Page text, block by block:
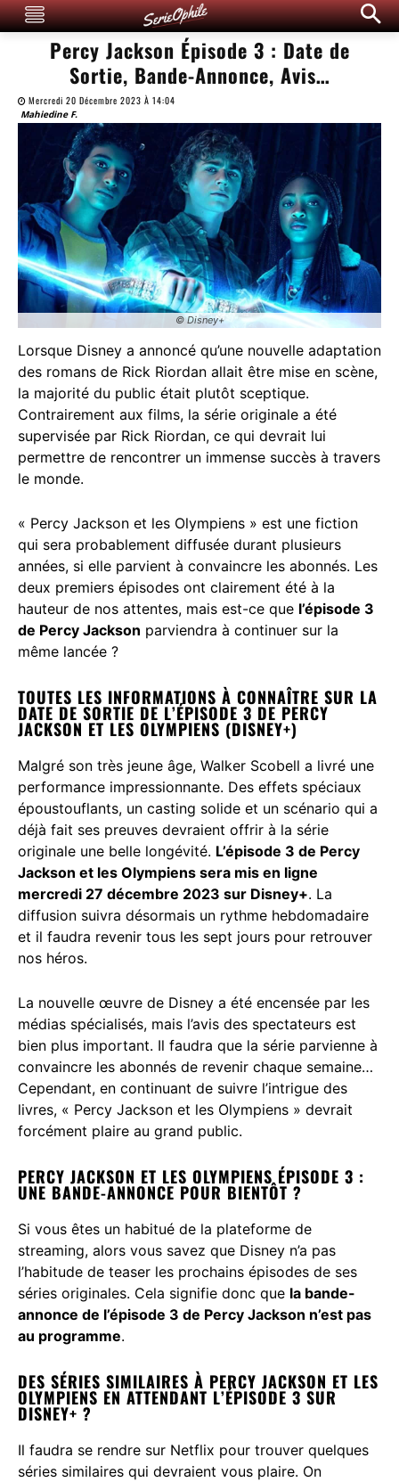
Percy Jackson Épisode 3 : Date de
Sortie, Bande-Annonce, Avis…
Mercredi 20 Décembre 2023 À 14:04
Mahiedine F.
© Disney+
Lorsque Disney a annoncé qu’une nouvelle adaptation
des romans de Rick Riordan allait être mise en scène,
la majorité du public était plutôt sceptique.
Contrairement aux films, la série originale a été
supervisée par Rick Riordan, ce qui devrait lui
permettre de rencontrer un immense succès à travers
le monde.
« Percy Jackson et les Olympiens » est une fiction
qui sera probablement diffusée durant plusieurs
années, si elle parvient à convaincre les abonnés. Les
deux premiers épisodes ont clairement été à la
hauteur de nos attentes, mais est-ce que l’épisode 3
de Percy Jackson parviendra à continuer sur la
même lancée ?
TOUTES LES INFORMATIONS À CONNAÎTRE SUR LA
DATE DE SORTIE DE L’ÉPISODE 3 DE PERCY
JACKSON ET LES OLYMPIENS (DISNEY+)
Malgré son très jeune âge, Walker Scobell a livré une
performance impressionnante. Des effets spéciaux
époustouflants, un casting solide et un scénario qui a
déjà fait ses preuves devraient offrir à la série
originale une belle longévité. L’épisode 3 de Percy
Jackson et les Olympiens sera mis en ligne
mercredi 27 décembre 2023 sur Disney+. La
diffusion suivra désormais un rythme hebdomadaire
et il faudra revenir tous les sept jours pour retrouver
nos héros.
La nouvelle œuvre de Disney a été encensée par les
médias spécialisés, mais l’avis des spectateurs est
bien plus important. Il faudra que la série parvienne à
convaincre les abonnés de revenir chaque semaine…
Cependant, en continuant de suivre l’intrigue des
livres, « Percy Jackson et les Olympiens » devrait
forcément plaire au grand public.
PERCY JACKSON ET LES OLYMPIENS ÉPISODE 3 :
UNE BANDE-ANNONCE POUR BIENTÔT ?
Si vous êtes un habitué de la plateforme de
streaming, alors vous savez que Disney n’a pas
l’habitude de teaser les prochains épisodes de ses
séries originales. Cela signifie donc que la bande-
annonce de l’épisode 3 de Percy Jackson n’est pas
au programme.
DES SÉRIES SIMILAIRES À PERCY JACKSON ET LES
OLYMPIENS EN ATTENDANT L’ÉPISODE 3 SUR
DISNEY+ ?
Il faudra se rendre sur Netflix pour trouver quelques
séries similaires qui devraient vous plaire. On